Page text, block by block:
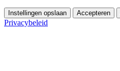
Instellingen opslaan Accepteren
Privacybeleid